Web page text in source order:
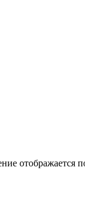
отображается